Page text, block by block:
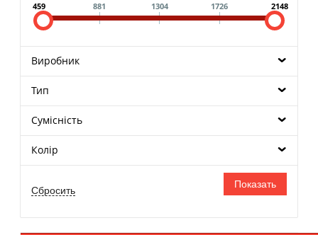
459 881 1304 1726 2148
Виробник
Тип
Сумісність
Колір